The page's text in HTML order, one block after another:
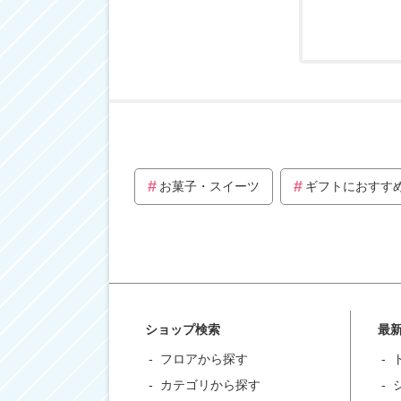
お菓子・スイーツ ギフトにおすす
ショップ検索
フロアから探す
カテゴリから探す
最